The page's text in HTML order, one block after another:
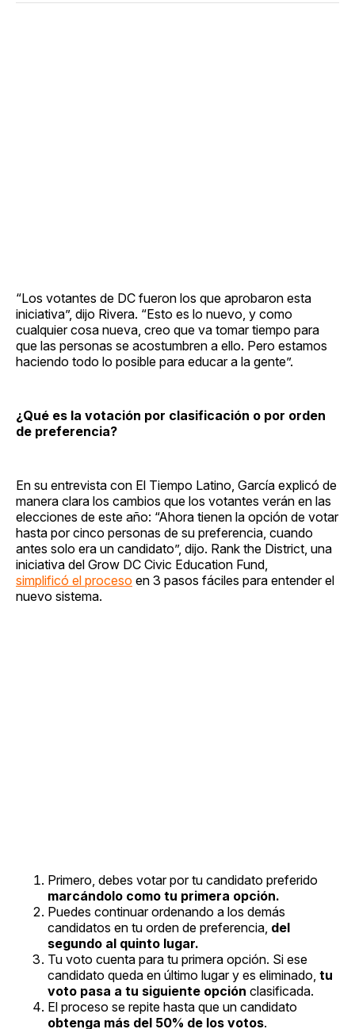
“Los votantes de DC fueron los que aprobaron esta
iniciativa”, dijo Rivera. “Esto es lo nuevo, y como
cualquier cosa nueva, creo que va tomar tiempo para
que las personas se acostumbren a ello. Pero estamos
haciendo todo lo posible para educar a la gente”.
¿Qué es la votación por clasificación o por orden
de preferencia?
En su entrevista con El Tiempo Latino, García explicó de
manera clara los cambios que los votantes verán en las
elecciones de este año: “Ahora tienen la opción de votar
hasta por cinco personas de su preferencia, cuando
antes solo era un candidato”, dijo. Rank the District, una
iniciativa del Grow DC Civic Education Fund,
simplificó el proceso en 3 pasos fáciles para entender el
nuevo sistema.
Primero, debes votar por tu candidato preferido
marcándolo como tu primera opción.
Puedes continuar ordenando a los demás
candidatos en tu orden de preferencia, del
segundo al quinto lugar.
Tu voto cuenta para tu primera opción. Si ese
candidato queda en último lugar y es eliminado, tu
voto pasa a tu siguiente opción clasificada.
El proceso se repite hasta que un candidato
obtenga más del 50% de los votos.